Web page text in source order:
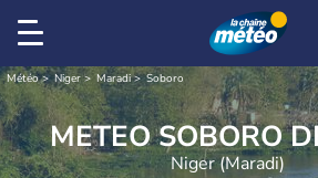
Météo Niger Maradi Soboro
METEO
Niger (Maradi)